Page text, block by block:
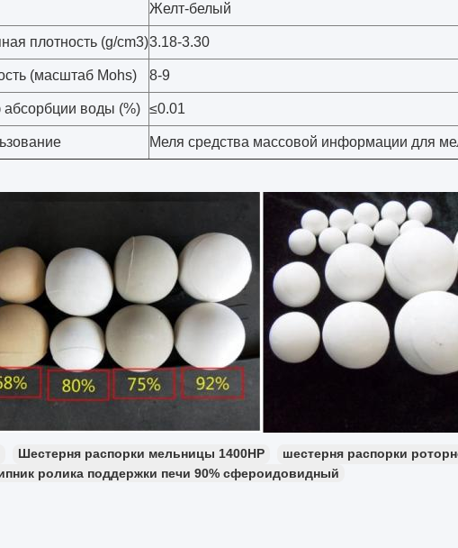
Желт-белый
плотность (g/cm3)3.18-3.30
(масштаб Mohs) 8-9
воды (%) ≤0.01
Меля средства массовой информации для
Шестерня распорки мельницы 1400HP
шестерня распорки
ролика поддержки печи 90% сфероидовидный